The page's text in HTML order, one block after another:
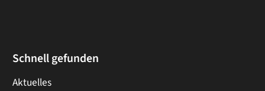
Schnell gefunden
Aktuelles